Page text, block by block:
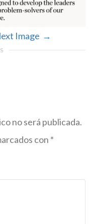
Image
no será publicada.
con *